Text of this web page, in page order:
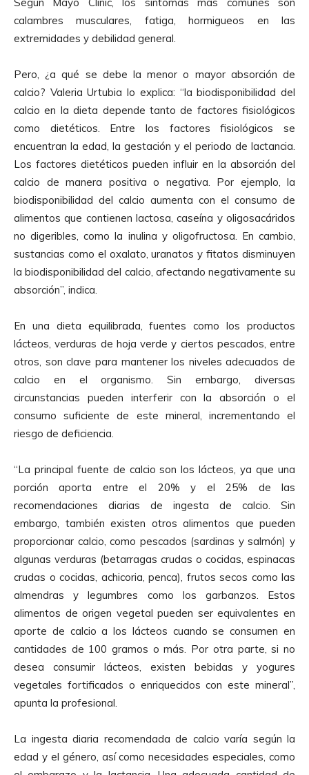
calambres musculares, fatiga, hormigueos en las
extremidades y debilidad general.
Pero, ¿a qué se debe la menor o mayor absorción de
calcio? Valeria Urtubia lo explica: “la biodisponibilidad del
calcio en la dieta depende tanto de factores fisiológicos
como dietéticos. Entre los factores fisiológicos se
encuentran la edad, la gestación y el periodo de lactancia.
Los factores dietéticos pueden influir en la absorción del
calcio de manera positiva o negativa. Por ejemplo, la
biodisponibilidad del calcio aumenta con el consumo de
alimentos que contienen lactosa, caseína y oligosacáridos
no digeribles, como la inulina y oligofructosa. En cambio,
sustancias como el oxalato, uranatos y fitatos disminuyen
la biodisponibilidad del calcio, afectando negativamente su
absorción”, indica.
En una dieta equilibrada, fuentes como los productos
lácteos, verduras de hoja verde y ciertos pescados, entre
otros, son clave para mantener los niveles adecuados de
calcio en el organismo. Sin embargo, diversas
circunstancias pueden interferir con la absorción o el
consumo suficiente de este mineral, incrementando el
riesgo de deficiencia.
“La principal fuente de calcio son los lácteos, ya que una
porción aporta entre el 20% y el 25% de las
recomendaciones diarias de ingesta de calcio. Sin
embargo, también existen otros alimentos que pueden
proporcionar calcio, como pescados (sardinas y salmón) y
algunas verduras (betarragas crudas o cocidas, espinacas
crudas o cocidas, achicoria, penca), frutos secos como las
almendras y legumbres como los garbanzos. Estos
alimentos de origen vegetal pueden ser equivalentes en
aporte de calcio a los lácteos cuando se consumen en
cantidades de 100 gramos o más. Por otra parte, si no
desea consumir lácteos, existen bebidas y yogures
vegetales fortificados o enriquecidos con este mineral”,
apunta la profesional.
La ingesta diaria recomendada de calcio varía según la
edad y el género, así como necesidades especiales, como